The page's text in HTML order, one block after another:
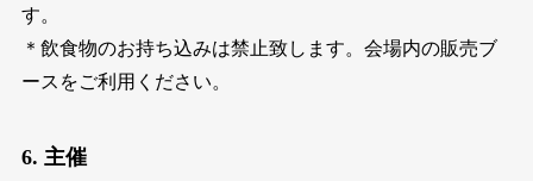
す。
＊飲食物のお持ち込みは禁止致します。会場内の販売ブ
ースをご利用ください。
6. 主催